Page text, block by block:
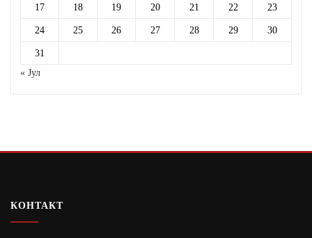
17 18 19 20 21 22 23
24 25 26 27 28 29 30
31
« Јул
КОНТАКТ